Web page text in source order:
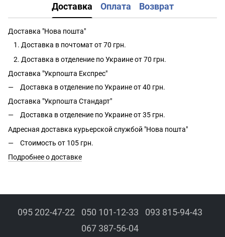
Доставка Оплата Возврат
Доставка "Нова пошта"
Доставка в почтомат от 70 грн.
Доставка в отделение по Украине от 70 грн.
Доставка "Укрпошта Експрес"
Доставка в отделение по Украине от 40 грн.
Доставка "Укрпошта Стандарт"
Доставка в отделение по Украине от 35 грн.
Адресная доставка курьерской службой "Нова пошта"
Стоимость от 105 грн.
Подробнее о доставке
095 202-47-22 050 101-12-33
093 815-94-43
067 387-56-04